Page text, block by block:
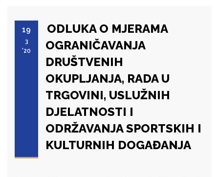
19
3
'20
ODLUKA O MJERAMA
OGRANIČAVANJA
DRUŠTVENIH
OKUPLJANJA, RADA U
TRGOVINI, USLUŽNIH
DJELATNOSTI I
ODRŽAVANJA SPORTSKIH I
KULTURNIH DOGAĐANJA